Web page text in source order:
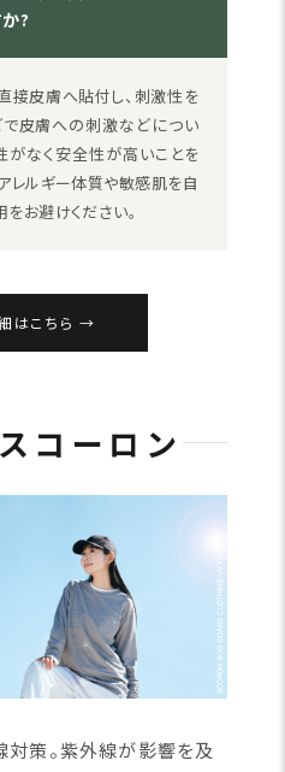
?
接皮膚へ貼付し、刺激性を
で皮膚への刺激などについ
がなく安全性が高いことを
レルギー体質や敏感肌を自
お避けください。
はこちら
コーロン
策。紫外線が影響を及